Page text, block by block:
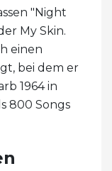
"Night
My Skin.
einen
bei dem er
1964 in
800 Songs